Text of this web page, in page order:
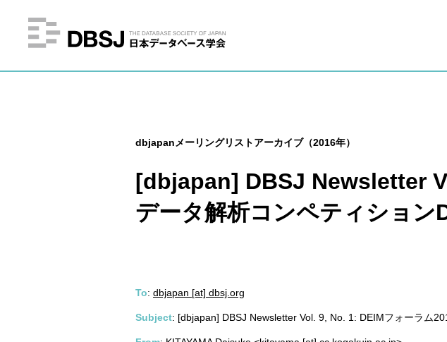
dbjapanメーリングリストアーカイブ（2016年）
[dbjapan] DBSJ Newsletter
データ解析コンペティション
To: dbjapan [at] dbsj.org
Subject: [dbjapan] DBSJ Newsletter Vol. 9, No. 1: DEIMフォーラム